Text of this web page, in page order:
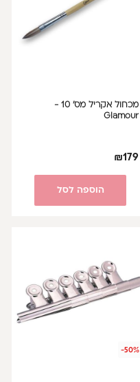
מכחול אקריל מס' 10 -
Glamour
₪179
הוספה לסל
-50%